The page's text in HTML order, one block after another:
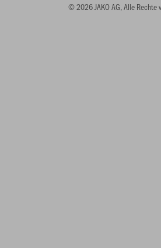
© 2026 JAKO AG, Alle Rechte